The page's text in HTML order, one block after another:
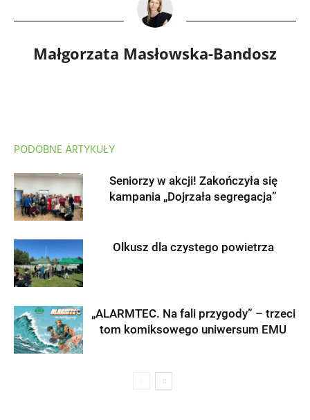
Małgorzata Masłowska-Bandosz
PODOBNE ARTYKUŁY
Seniorzy w akcji! Zakończyła się
kampania „Dojrzała segregacja”
Olkusz dla czystego powietrza
„ALARMTEC. Na fali przygody” – trzeci
tom komiksowego uniwersum EMU